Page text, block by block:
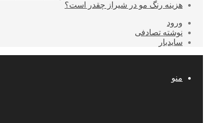
هزینه رنگ مو در شیراز چقدر است؟
ورود
نوشته تصادفی
سایدبار
منو